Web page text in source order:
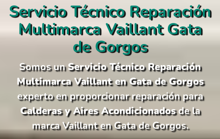
Servicio Técnico Reparación
Multimarca Vaillant Gata
de Gorgos
Somos unServicio Técnico Reparación
Multimarca Vaillant en Gata de Gorgos
experto en proporcionar reparación para
Calderas y Aires Acondicionadosde la
marca Vaillant en Gata de Gorgos.